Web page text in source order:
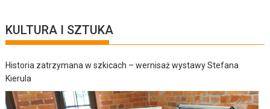
KULTURA I SZTUKA
Historia zatrzymana w szkicach – wernisaż wystawy Stefana
Kierula